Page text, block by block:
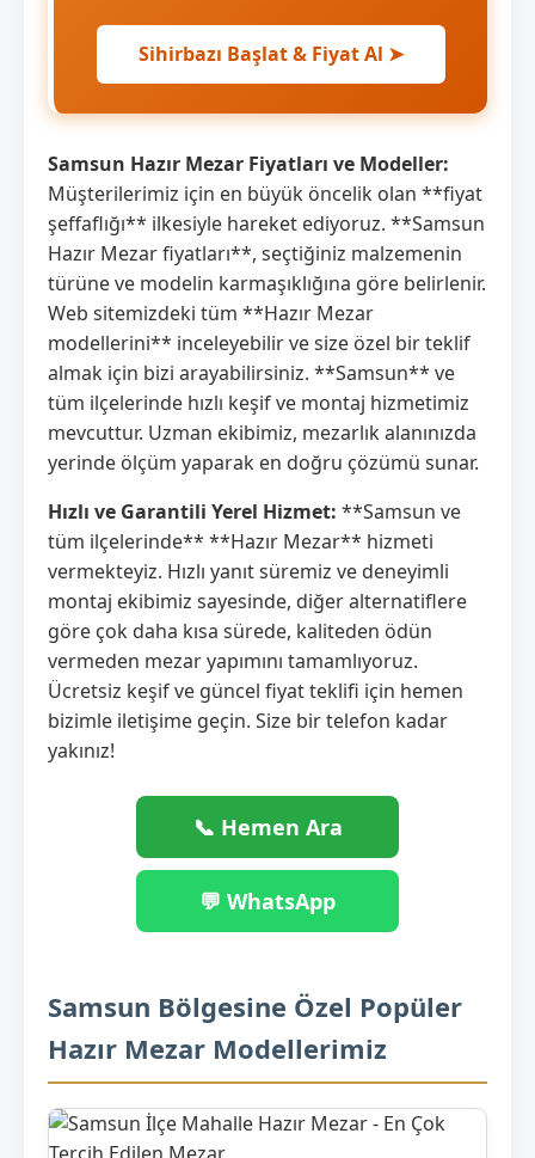
Sihirbazı Başlat & Fiyat Al ➤
Samsun Hazır Mezar Fiyatları ve Modeller:
Müşterilerimiz için en büyük öncelik olan **fiyat
şeffaflığı** ilkesiyle hareket ediyoruz. **Samsun
Hazır Mezar fiyatları**, seçtiğiniz malzemenin
türüne ve modelin karmaşıklığına göre belirlenir.
Web sitemizdeki tüm **Hazır Mezar
modellerini** inceleyebilir ve size özel bir teklif
almak için bizi arayabilirsiniz. **Samsun** ve
tüm ilçelerinde hızlı keşif ve montaj hizmetimiz
mevcuttur. Uzman ekibimiz, mezarlık alanınızda
yerinde ölçüm yaparak en doğru çözümü sunar.
Hızlı ve Garantili Yerel Hizmet: **Samsun ve
tüm ilçelerinde** **Hazır Mezar** hizmeti
vermekteyiz. Hızlı yanıt süremiz ve deneyimli
montaj ekibimiz sayesinde, diğer alternatiflere
göre çok daha kısa sürede, kaliteden ödün
vermeden mezar yapımını tamamlıyoruz.
Ücretsiz keşif ve güncel fiyat teklifi için hemen
bizimle iletişime geçin. Size bir telefon kadar
yakınız!
📞 Hemen Ara
💬 WhatsApp
Samsun Bölgesine Özel Popüler
Hazır Mezar Modellerimiz